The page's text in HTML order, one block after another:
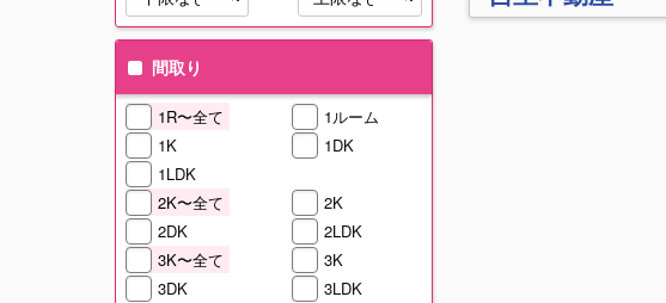
間取り
1R〜全て
1ルーム
1K
1DK
1LDK
2K〜全て
2K
2DK
2LDK
3K〜全て
3K
3DK
3LDK